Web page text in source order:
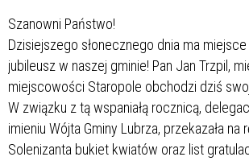
Szanowni Państwo!
Dzisiejszego słonecznego dnia ma
jubileusz w naszej gminie! Pan Jan Trzpil,
miejscowości Staropole obchodzi dziś
W związku z tą wspaniałą rocznicą,
imieniu Wójta Gminy Lubrza, przekazała
Solenizanta bukiet kwiatów oraz list